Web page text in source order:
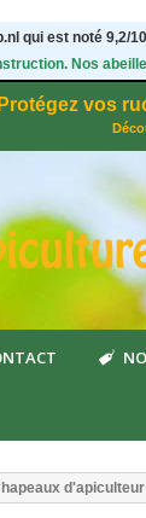
qui est noté 9,2/10
Nos
Protégez vos
d'apiculteur